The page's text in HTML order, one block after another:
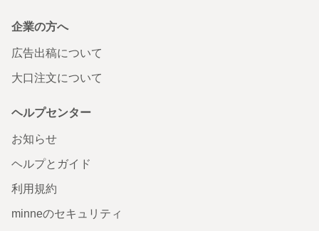
企業の方へ
広告出稿について
大口注文について
ヘルプセンター
お知らせ
ヘルプとガイド
利用規約
minneのセキュリティ